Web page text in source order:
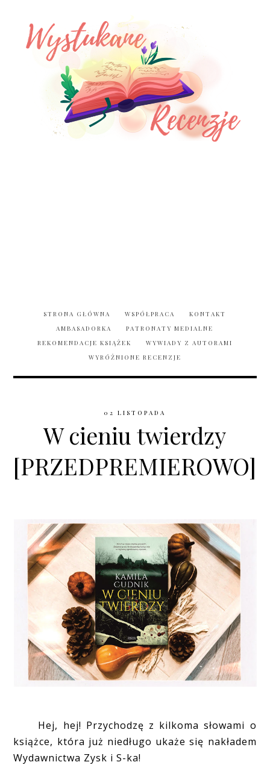
STRONA GŁÓWNA WSPÓŁPRACA
KONTAKT
AMBASADORKA
PATRONATY MEDIALNE
REKOMENDACJE KSIĄŻEK
WYWIADY Z AUTORAMI
WYRÓŻNIONE RECENZJE
02 LISTOPADA
W cieniu twierdzy
[PRZEDPREMIEROWO]
Hej, hej! Przychodzę z kilkoma słowami o
książce, która już niedługo ukaże się nakładem
Wydawnictwa Zysk i S-ka!